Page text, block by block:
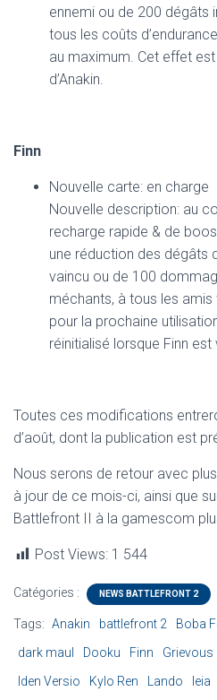
ennemi ou de 200 dégâts
tous les coûts
au maximum. Cet effet
d’Anakin.
Finn
Nouvelle carte: en charge
Nouvelle description: au
recharge rapide & de
une réduction des dégâts
vaincu ou de 100
méchants, à tous les
pour la prochaine
réinitialisé lorsque Finn est
Toutes ces modifications
d’août, dont la publication est
Nous serons de retour avec
à jour de ce mois-ci, ainsi que
Battlefront II à la gamescom
Post Views: 1 544
Catégories : NEWS BATTLEFRONT 2
Tags: Anakin battlefront 2 Boba
dark maul
Dooku Finn Grievous
Iden Versio
Kylo Ren Lando leia